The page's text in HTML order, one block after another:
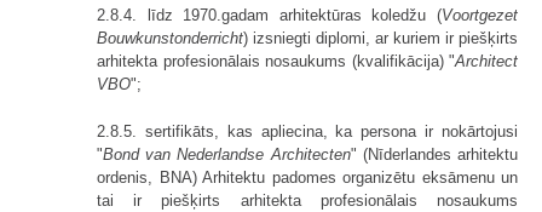
2.8.4. līdz 1970.gadam arhitektūras koledžu (Voortgezet
Bouwkunstonder­richt) izsniegti diplomi, ar kuriem ir piešķirts
arhitekta profesionālais nosaukums (kvalifikācija) "Architect
VBO";
2.8.5. sertifikāts, kas apliecina, ka persona ir nokārtojusi
"Bond van Nederlandse Architecten" (Nīderlandes arhitektu
ordenis, BNA) Arhitektu padomes organizētu eksāmenu un
tai ir piešķirts arhitekta profesionālais nosaukums